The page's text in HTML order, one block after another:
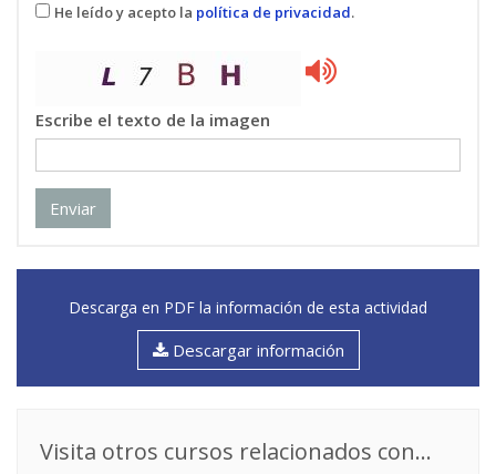
He leído y acepto la política de privacidad.
Escribe el texto de la imagen
Enviar
Descarga en PDF la información de esta actividad
Descargar información
Visita otros cursos relacionados con...